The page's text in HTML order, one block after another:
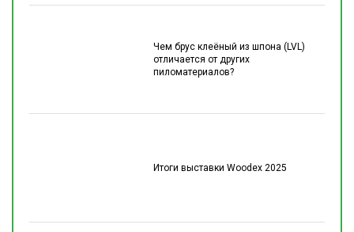
Чем брус клеёный из шпона (LVL)
отличается от других
пиломатериалов?
Итоги выставки Woodex 2025